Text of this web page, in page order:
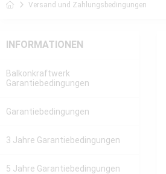
Versand und Zahlungsbedingungen
INFORMATIONEN
Balkonkraftwerk
Garantiebedingungen
Garantiebedingungen
3 Jahre Garantiebedingungen
5 Jahre Garantiebedingungen